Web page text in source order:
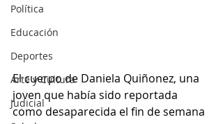
Política
Educación
Deportes
Arte y Cultura
Judicial
El cuerpo de Daniela Quiñonez, una
joven que había sido reportada
como desaparecida el fin de semana